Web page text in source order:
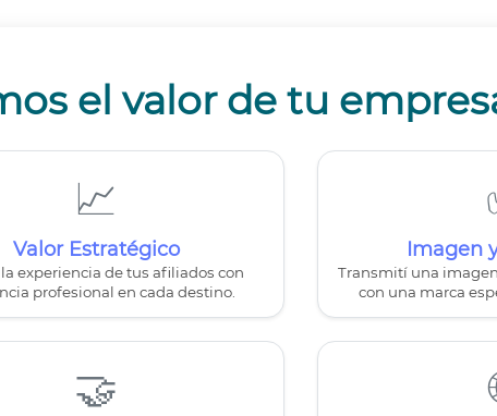
el valor de tu
📈
Valor Estratégico
experiencia de tus afiliados con
profesional en cada destino.
Imagen
Transmití una
con una marca
🤝